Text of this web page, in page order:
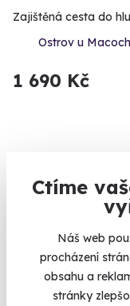
Ctíme
Náš web
procházení
obsahu a
stránky
Zajištěná cesta do
Ostrov u
1 690 Kč